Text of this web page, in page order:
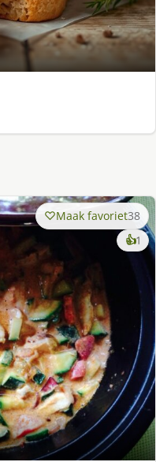
Maak favoriet38
👍1